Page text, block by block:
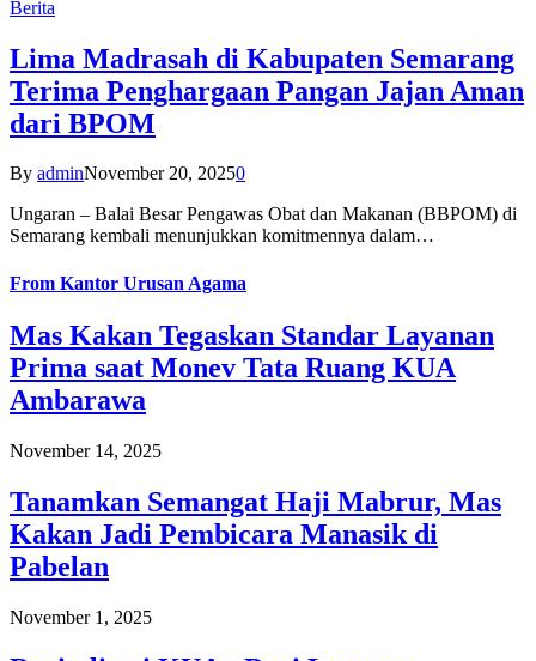
Berita
Lima Madrasah di Kabupaten Semarang
Terima Penghargaan Pangan Jajan Aman
dari BPOM
By adminNovember 20, 20250
Ungaran – Balai Besar Pengawas Obat dan Makanan (BBPOM) di
Semarang kembali menunjukkan komitmennya dalam…
From Kantor Urusan Agama
Mas Kakan Tegaskan Standar Layanan
Prima saat Monev Tata Ruang KUA
Ambarawa
November 14, 2025
Tanamkan Semangat Haji Mabrur, Mas
Kakan Jadi Pembicara Manasik di
Pabelan
November 1, 2025